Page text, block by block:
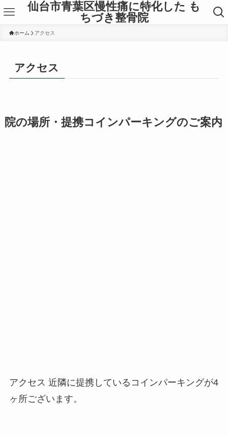
仙台市青葉区慢性痛に特化した も
ちづき整骨院
ホーム アクセス
アクセス
院の場所・提携コインパーキングのご案内
アクセス 近隣に提携しているコインパーキングが4
ヶ所ございます。